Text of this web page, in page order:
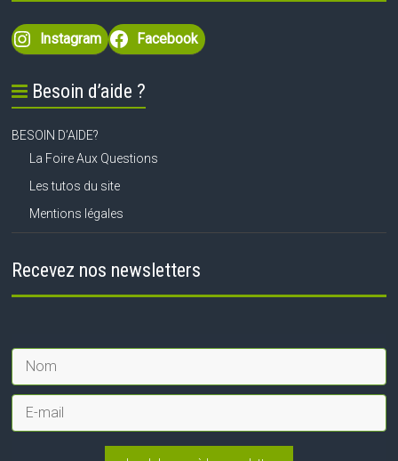
Instagram Facebook
Besoin d’aide ?
BESOIN D’AIDE?
La Foire Aux Questions
Les tutos du site
Mentions légales
Recevez nos newsletters